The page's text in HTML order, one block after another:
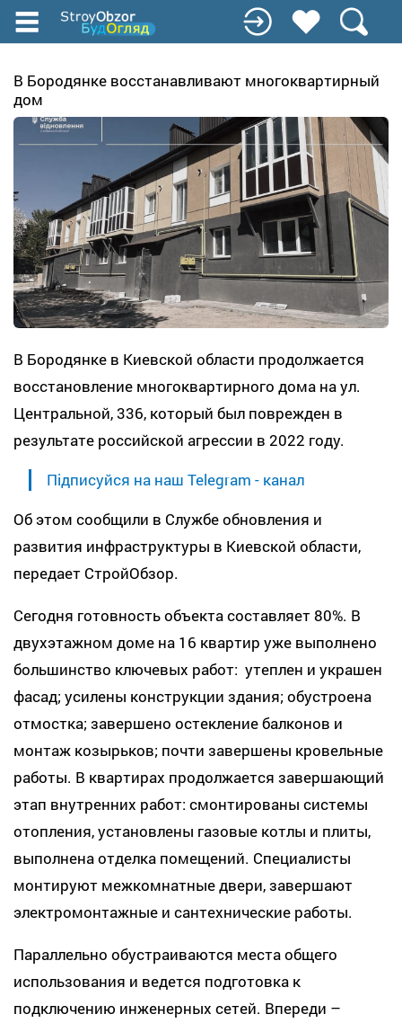
Перейти
содержанию
В Бородянке восстанавливают многоквартирный
дом
В Бородянке в Киевской области продолжается
восстановление многоквартирного дома на ул.
Центральной, 336, который был поврежден в
результате российской агрессии в 2022 году.
Підписуйся на наш Telegram - канал
Об этом сообщили в Службе обновления и
развития инфраструктуры в Киевской области,
передает СтройОбзор.
Сегодня готовность объекта составляет 80%. В
двухэтажном доме на 16 квартир уже выполнено
большинство ключевых работ: утеплен и украшен
фасад; усилены конструкции здания; обустроена
отмостка; завершено остекление балконов и
монтаж козырьков; почти завершены кровельные
работы. В квартирах продолжается завершающий
этап внутренних работ: смонтированы системы
отопления, установлены газовые котлы и плиты,
выполнена отделка помещений. Специалисты
монтируют межкомнатные двери, завершают
электромонтажные и сантехнические работы.
Параллельно обустраиваются места общего
использования и ведется подготовка к
подключению инженерных сетей. Впереди –